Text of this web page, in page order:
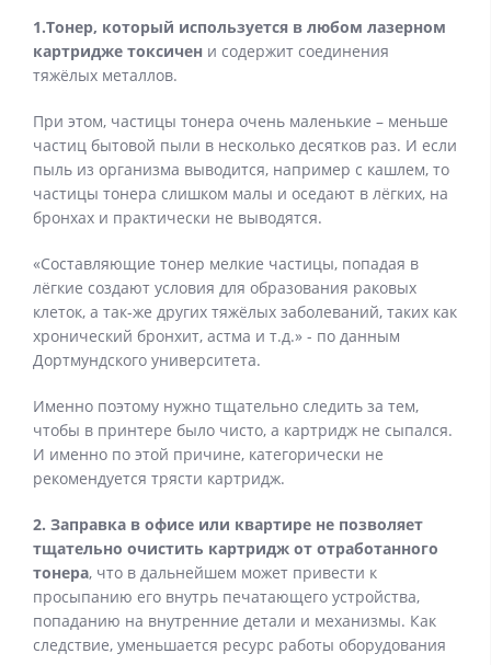
1.Тонер, который используется в любом лазерном
картридже токсичен и содержит соединения
тяжёлых металлов.
При этом, частицы тонера очень маленькие – меньше
частиц бытовой пыли в несколько десятков раз. И если
пыль из организма выводится, например с кашлем, то
частицы тонера слишком малы и оседают в лёгких, на
бронхах и практически не выводятся.
«Составляющие тонер мелкие частицы, попадая в
лёгкие создают условия для образования раковых
клеток, а так-же других тяжёлых заболеваний, таких как
хронический бронхит, астма и т.д.» - по данным
Дортмундского университета.
Именно поэтому нужно тщательно следить за тем,
чтобы в принтере было чисто, а картридж не сыпался.
И именно по этой причине, категорически не
рекомендуется трясти картридж.
2. Заправка в офисе или квартире не позволяет
тщательно очистить картридж от отработанного
тонера, что в дальнейшем может привести к
просыпанию его внутрь печатающего устройства,
попаданию на внутренние детали и механизмы. Как
следствие, уменьшается ресурс работы оборудования